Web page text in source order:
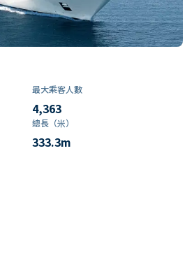
最大乘客人數
4,363
總長（米）
333.3m